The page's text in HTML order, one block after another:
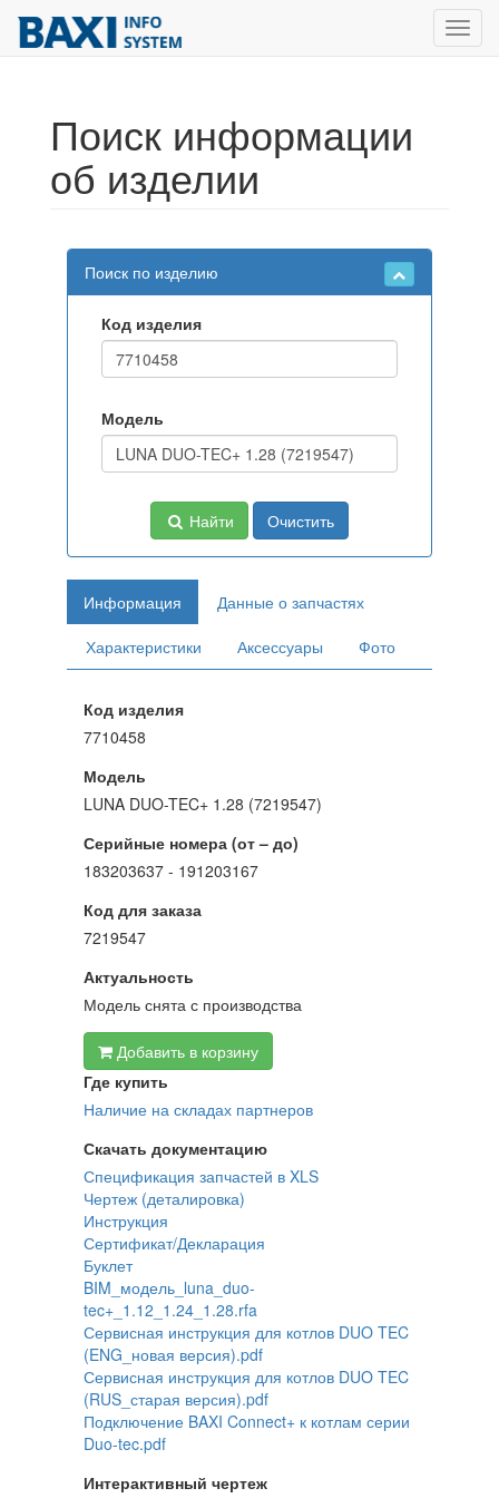
Поиск информации
об изделии
Поиск по изделию
Код изделия
Модель
Найти Очистить
Информация
Данные о запчастях
Характеристики
Аксессуары Фото
Код изделия
7710458
Модель
LUNA DUO-TEC+ 1.28 (7219547)
Серийные номера (от – до)
183203637 - 191203167
Код для заказа
7219547
Актуальность
Модель снята с производства
Добавить в корзину
Где купить
Наличие на складах партнеров
Скачать документацию
Спецификация запчастей в XLS
Чертеж (деталировка)
Инструкция
Сертификат/Декларация
Буклет
BIM_модель_luna_duo-
tec+_1.12_1.24_1.28.rfa
Сервисная инструкция для котлов DUO TEC
(ENG_новая версия).pdf
Сервисная инструкция для котлов DUO TEC
(RUS_старая версия).pdf
Подключение BAXI Connect+ к котлам серии
Duo-tec.pdf
Интерактивный чертеж